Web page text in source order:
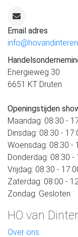
Email adres
Energieweg 30
6651 KT Druten
Openingstijden
Maandag: 08:30 -
Dinsdag: 08:30 -
Woensdag: 08:30 -
Donderdag: 08:30 -
Vrijdag: 08:30 -
Zaterdag: 08:00 -
Zondag: Gesloten
HO van
Over ons